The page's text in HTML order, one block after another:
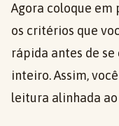
Agora coloque em
os critérios que
rápida antes de
inteiro. Assim,
leitura alinhada